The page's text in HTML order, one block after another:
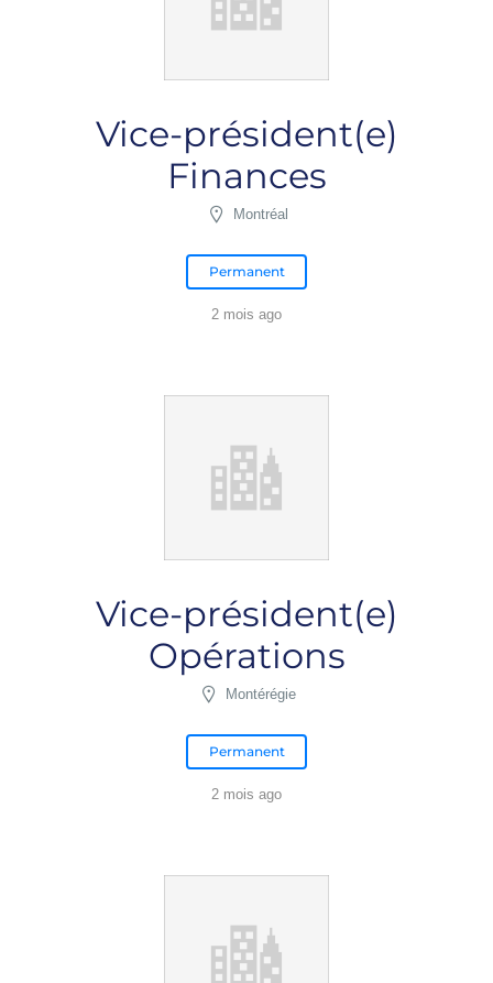
Vice-président(e)
Finances
Montréal
Permanent
2 mois ago
Vice-président(e)
Opérations
Montérégie
Permanent
2 mois ago